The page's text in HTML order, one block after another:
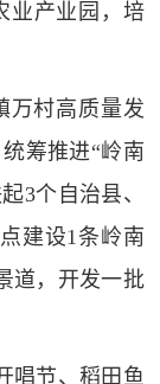
业产业园，培
万村高质量发
筹推进“岭南
3个自治县、
建设1条岭南
道，开发一批
唱节、稻田鱼